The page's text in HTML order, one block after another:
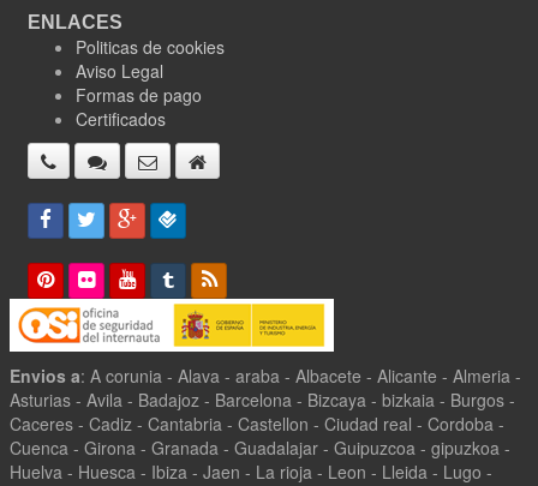
ENLACES
Politicas de cookies
Aviso Legal
Formas de pago
Certificados
Envios a: A corunia - Alava - araba - Albacete - Alicante - Almeria -
Asturias - Avila - Badajoz - Barcelona - Bizcaya - bizkaia - Burgos -
Caceres - Cadiz - Cantabria - Castellon - Ciudad real - Cordoba -
Cuenca - Girona - Granada - Guadalajar - Guipuzcoa - gipuzkoa -
Huelva - Huesca - Ibiza - Jaen - La rioja - Leon - Lleida - Lugo -